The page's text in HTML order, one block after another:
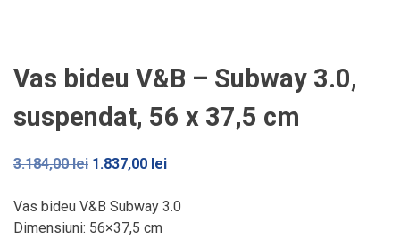
Vas bideu V&B – Subway 3.0,
suspendat, 56 x 37,5 cm
3.184,00lei Prețul
a
fost:
1.837,00 leiPrețul
este:
Vas bideu V&B Subway 3.0
Dimensiuni: 56×37,5 cm